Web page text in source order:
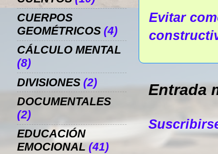
Evitar
Entrada
CUERPOS
GEOMÉTRICOS (4)
CÁLCULO MENTAL
(8)
DIVISIONES (2)
DOCUMENTALES
(2)
EDUCACIÓN
EMOCIONAL (41)